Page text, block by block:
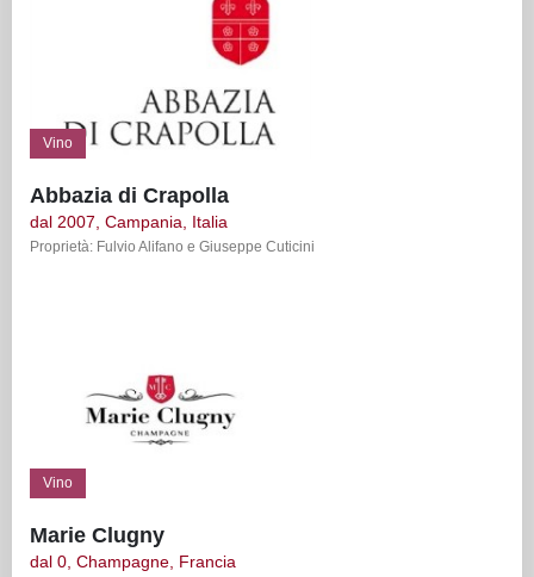
Vino
Abbazia di Crapolla
dal 2007, Campania, Italia
Proprietà: Fulvio Alifano e Giuseppe Cuticini
Vino
Marie Clugny
dal 0, Champagne, Francia